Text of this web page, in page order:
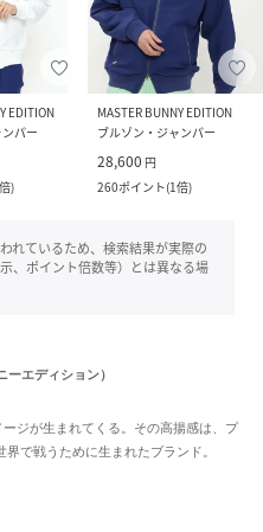
EDITION
パー
)
MASTER BUNNY EDITION
ブルゾン・ジャンパー
28,600 円
260ポイント(1倍)
れているため、検索結果が実際の
、ポイント倍数等）とは異なる場
エディション）
ジが生まれてくる。その高揚感は、プ
で戦うために生まれたブランド。